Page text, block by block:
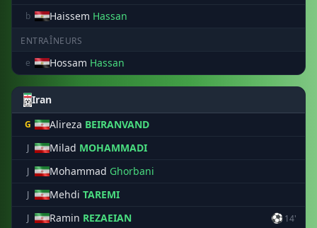
b Haissem Hassan
ENTRAÎNEURS
e
Hossam Hassan
Iran
G Alireza BEIRANVAND
J Milad MOHAMMADI
J Mohammad Ghorbani
J Mehdi TAREMI
J Ramin REZAEIAN ⚽ 14'